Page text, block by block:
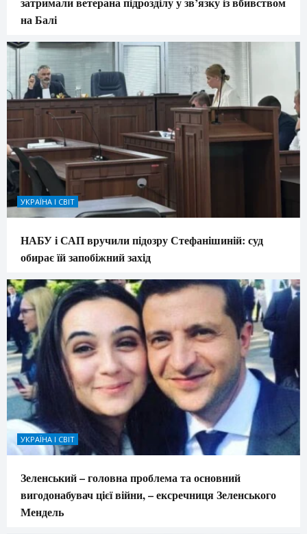
на Балі
УКРАЇНА І СВІТ
НАБУ і САП вручили підозру Стефанішиній: суд
обирає їй запобіжний захід
УКРАЇНА І СВІТ
Зеленський – головна проблема та основний
вигодонабувач цієї війни, – ексречниця Зеленського
Мендель